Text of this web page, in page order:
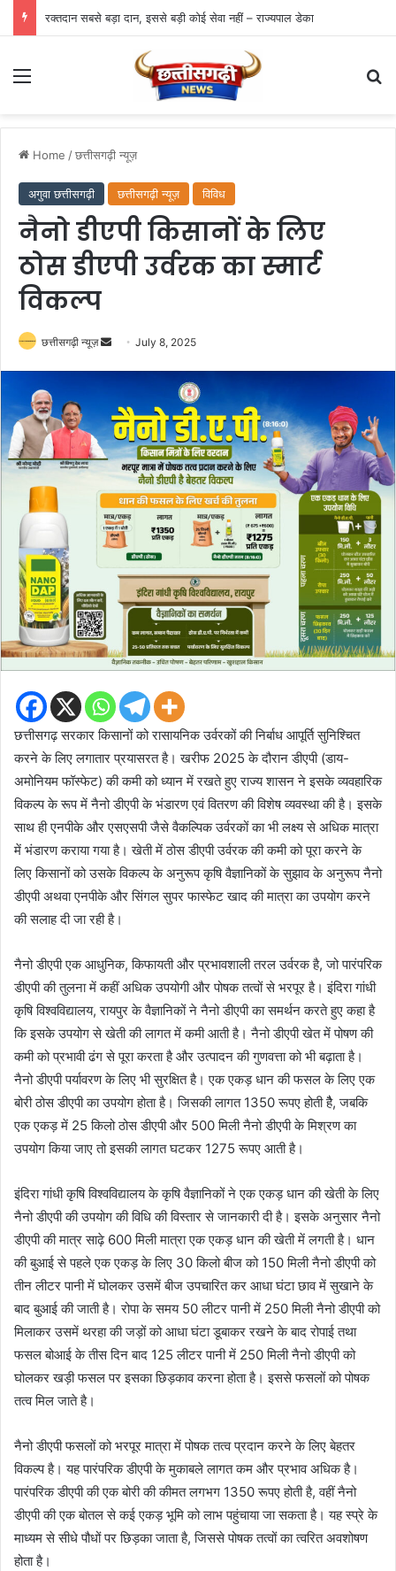
रक्तदान सबसे बड़ा दान, इससे बड़ी कोई सेवा नहीं – राज्यपाल डेका
Menu
Home /छत्तीसगढ़ी न्यूज़
अगुवा छत्तीसगढ़ी छत्तीसगढ़ी न्यूज़ विविध
नैनो डीएपी किसानों के लिए
ठोस डीएपी उर्वरक का स्मार्ट
विकल्प
छत्तीसगढ़ी न्यूज़
SendJuly 8, 2025
छत्तीसगढ़ सरकार किसानों को रासायनिक उर्वरकों की निर्बाध आपूर्ति सुनिश्चित
करने के लिए लगातार प्रयासरत है। खरीफ 2025 के दौरान डीएपी (डाय-
अमोनियम फॉस्फेट) की कमी को ध्यान में रखते हुए राज्य शासन ने इसके व्यवहारिक
विकल्प के रूप में नैनो डीएपी के भंडारण एवं वितरण की विशेष व्यवस्था की है। इसके
साथ ही एनपीके और एसएसपी जैसे वैकल्पिक उर्वरकों का भी लक्ष्य से अधिक मात्रा
में भंडारण कराया गया है। खेती में ठोस डीएपी उर्वरक की कमी को पूरा करने के
लिए किसानों को उसके विकल्प के अनुरूप कृषि वैज्ञानिकों के सुझाव के अनुरूप नैनो
डीएपी अथवा एनपीके और सिंगल सुपर फास्फेट खाद की मात्रा का उपयोग करने
की सलाह दी जा रही है।
नैनो डीएपी एक आधुनिक, किफायती और प्रभावशाली तरल उर्वरक है, जो पारंपरिक
डीएपी की तुलना में कहीं अधिक उपयोगी और पोषक तत्वों से भरपूर है। इंदिरा गांधी
कृषि विश्वविद्यालय, रायपुर के वैज्ञानिकों ने नैनो डीएपी का समर्थन करते हुए कहा है
कि इसके उपयोग से खेती की लागत में कमी आती है। नैनो डीएपी खेत में पोषण की
कमी को प्रभावी ढंग से पूरा करता है और उत्पादन की गुणवत्ता को भी बढ़ाता है।
नैनो डीएपी पर्यावरण के लिए भी सुरक्षित है। एक एकड़ धान की फसल के लिए एक
बोरी ठोस डीएपी का उपयोग होता है। जिसकी लागत 1350 रूपए होती हैै, जबकि
एक एकड़ में 25 किलो ठोस डीएपी और 500 मिली नैनो डीएपी के मिश्रण का
उपयोग किया जाए तो इसकी लागत घटकर 1275 रूपए आती है।
इंदिरा गांधी कृषि विश्वविद्यालय के कृषि वैज्ञानिकों ने एक एकड़ धान की खेती के लिए
नैनो डीएपी की उपयोग की विधि की विस्तार से जानकारी दी है। इसके अनुसार नैनो
डीएपी की मात्र साढ़े 600 मिली मात्रा एक एकड़ धान की खेती में लगती है। धान
की बुआई से पहले एक एकड़ के लिए 30 किलो बीज को 150 मिली नैनो डीएपी को
तीन लीटर पानी में घोलकर उसमें बीज उपचारित कर आधा घंटा छाव में सुखाने के
बाद बुआई की जाती है। रोपा के समय 50 लीटर पानी में 250 मिली नैनो डीएपी को
मिलाकर उसमें थरहा की जड़ों को आधा घंटा डूबाकर रखने के बाद रोपाई तथा
फसल बोआई के तीस दिन बाद 125 लीटर पानी में 250 मिली नैनो डीएपी को
घोलकर खड़ी फसल पर इसका छिड़काव करना होता है। इससे फसलों को पोषक
तत्व मिल जाते है।
नैनो डीएपी फसलों को भरपूर मात्रा में पोषक तत्व प्रदान करने के लिए बेहतर
विकल्प है। यह पारंपरिक डीएपी के मुकाबले लागत कम और प्रभाव अधिक है।
पारंपरिक डीएपी की एक बोरी की कीमत लगभग 1350 रूपए होती है, वहीं नैनो
डीएपी की एक बोतल से कई एकड़ भूमि को लाभ पहुंचाया जा सकता है। यह स्प्रे के
माध्यम से सीधे पौधों पर छिड़का जाता है, जिससे पोषक तत्वों का त्वरित अवशोषण
होता है।